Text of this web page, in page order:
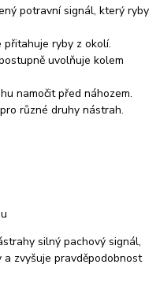
potravní signál, který ryby
přitahuje ryby z okolí.
uvolňuje kolem
namočit před náhozem.
různé druhy nástrah.
silný pachový signál,
zvyšuje pravděpodobnost